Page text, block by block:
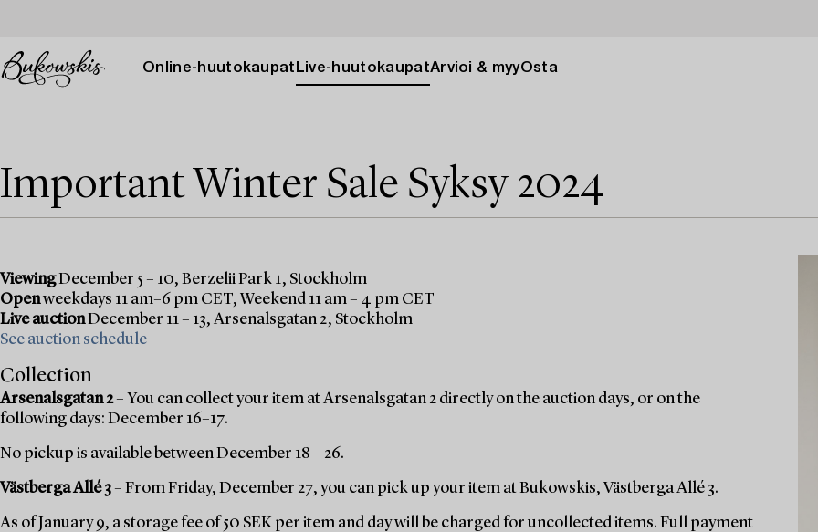
Online-huutokaupat Live-huutokaupatArvioi & myyOsta
Important Winter Sale Syksy 2024
ViewingDecember 5 – 10, Berzelii Park 1, Stockholm
Openweekdays 11 am–6 pm CET, Weekend 11 am – 4 pm CET
Live auctionDecember 11 – 13, Arsenalsgatan 2, Stockholm
See auction schedule
Collection
Arsenalsgatan 2– You can collect your item at Arsenalsgatan 2 directly on the auction days, or on the
following days: December 16–17.
No pickup is available between December 18 – 26.
Västberga Allé 3– From Friday, December 27, you can pick up your item at Bukowskis, Västberga Allé 3.
As of January 9, a storage fee of 50 SEK per item and day will be charged for uncollected items. Full payment